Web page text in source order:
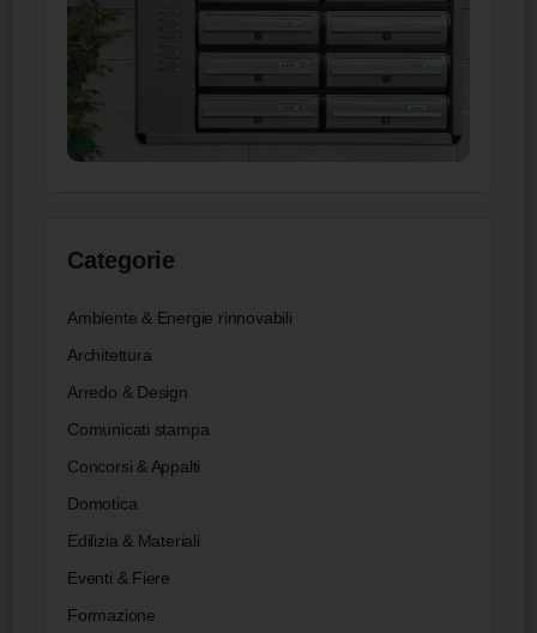
Categorie
Ambiente & Energie rinnovabili
Architettura
Arredo & Design
Comunicati stampa
Concorsi & Appalti
Domotica
Edilizia & Materiali
Eventi & Fiere
Formazione